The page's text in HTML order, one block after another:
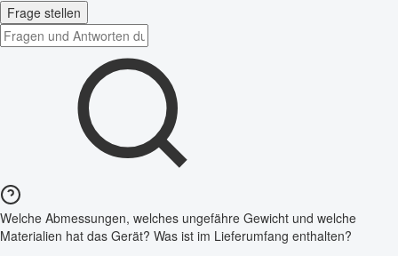
Frage stellen
Welche Abmessungen, welches ungefähre Gewicht und welche
Materialien hat das Gerät? Was ist im Lieferumfang enthalten?